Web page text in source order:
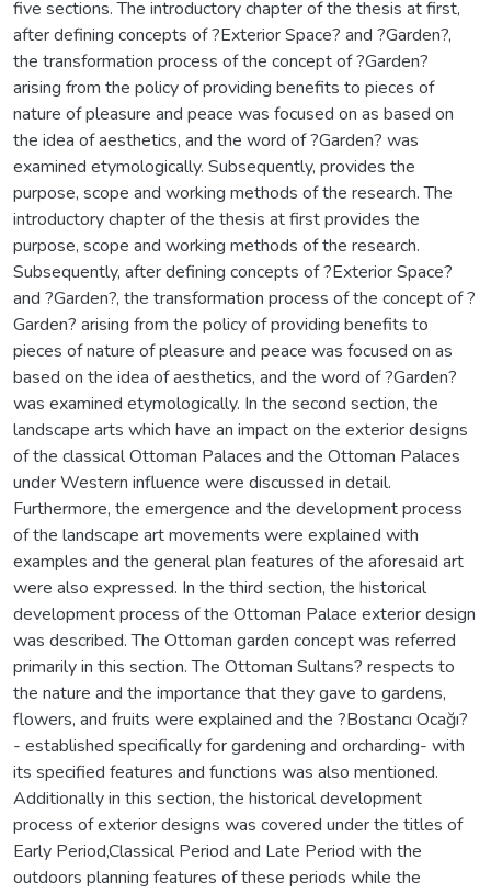
five sections. The introductory chapter of the thesis at first,
after defining concepts of ?Exterior Space? and ?Garden?,
the transformation process of the concept of ?Garden?
arising from the policy of providing benefits to pieces of
nature of pleasure and peace was focused on as based on
the idea of aesthetics, and the word of ?Garden? was
examined etymologically. Subsequently, provides the
purpose, scope and working methods of the research. The
introductory chapter of the thesis at first provides the
purpose, scope and working methods of the research.
Subsequently, after defining concepts of ?Exterior Space?
and ?Garden?, the transformation process of the concept of ?
Garden? arising from the policy of providing benefits to
pieces of nature of pleasure and peace was focused on as
based on the idea of aesthetics, and the word of ?Garden?
was examined etymologically. In the second section, the
landscape arts which have an impact on the exterior designs
of the classical Ottoman Palaces and the Ottoman Palaces
under Western influence were discussed in detail.
Furthermore, the emergence and the development process
of the landscape art movements were explained with
examples and the general plan features of the aforesaid art
were also expressed. In the third section, the historical
development process of the Ottoman Palace exterior design
was described. The Ottoman garden concept was referred
primarily in this section. The Ottoman Sultans? respects to
the nature and the importance that they gave to gardens,
flowers, and fruits were explained and the ?Bostancı Ocağı?
- established specifically for gardening and orcharding- with
its specified features and functions was also mentioned.
Additionally in this section, the historical development
process of exterior designs was covered under the titles of
Early Period,Classical Period and Late Period with the
outdoors planning features of these periods while the